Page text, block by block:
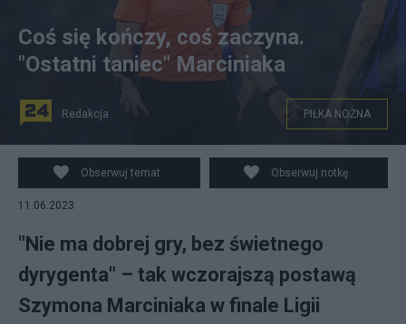
(Szymon Marciniak podczas finału Ligii Mistrzów. Fot.
EPA/ERDEM SAHIN)
Coś się kończy, coś zaczyna.
"Ostatni taniec" Marciniaka
Redakcja PIŁKA NOŻNA
Obserwuj temat Obserwuj notkę
11.06.2023
"Nie ma dobrej gry, bez świetnego
dyrygenta" – tak wczorajszą postawą
Szymona Marciniaka w finale Ligii